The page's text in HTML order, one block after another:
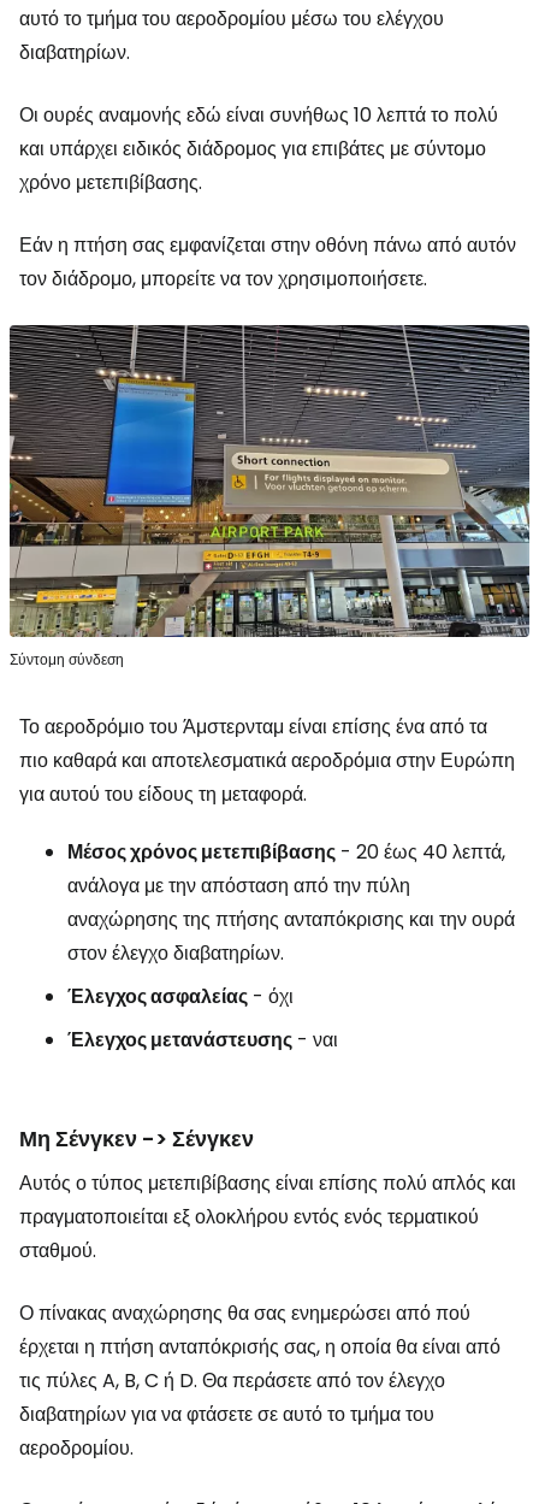
αυτό το τμήμα του αεροδρομίου μέσω του ελέγχου
διαβατηρίων.
Οι ουρές αναμονής εδώ είναι συνήθως 10 λεπτά το πολύ
και υπάρχει ειδικός διάδρομος για επιβάτες με σύντομο
χρόνο μετεπιβίβασης.
Εάν η πτήση σας εμφανίζεται στην οθόνη πάνω από αυτόν
τον διάδρομο, μπορείτε να τον χρησιμοποιήσετε.
Σύντομη σύνδεση
Το αεροδρόμιο του Άμστερνταμ είναι επίσης ένα από τα
πιο καθαρά και αποτελεσματικά αεροδρόμια στην Ευρώπη
για αυτού του είδους τη μεταφορά.
Μέσος χρόνος μετεπιβίβασης - 20 έως 40 λεπτά,
ανάλογα με την απόσταση από την πύλη
αναχώρησης της πτήσης ανταπόκρισης και την ουρά
στον έλεγχο διαβατηρίων.
Έλεγχος ασφαλείας - όχι
Έλεγχος μετανάστευσης - ναι
Μη Σένγκεν -> Σένγκεν
Αυτός ο τύπος μετεπιβίβασης είναι επίσης πολύ απλός και
πραγματοποιείται εξ ολοκλήρου εντός ενός τερματικού
σταθμού.
Ο πίνακας αναχώρησης θα σας ενημερώσει από πού
έρχεται η πτήση ανταπόκρισής σας, η οποία θα είναι από
τις πύλες A, B, C ή D. Θα περάσετε από τον έλεγχο
διαβατηρίων για να φτάσετε σε αυτό το τμήμα του
αεροδρομίου.